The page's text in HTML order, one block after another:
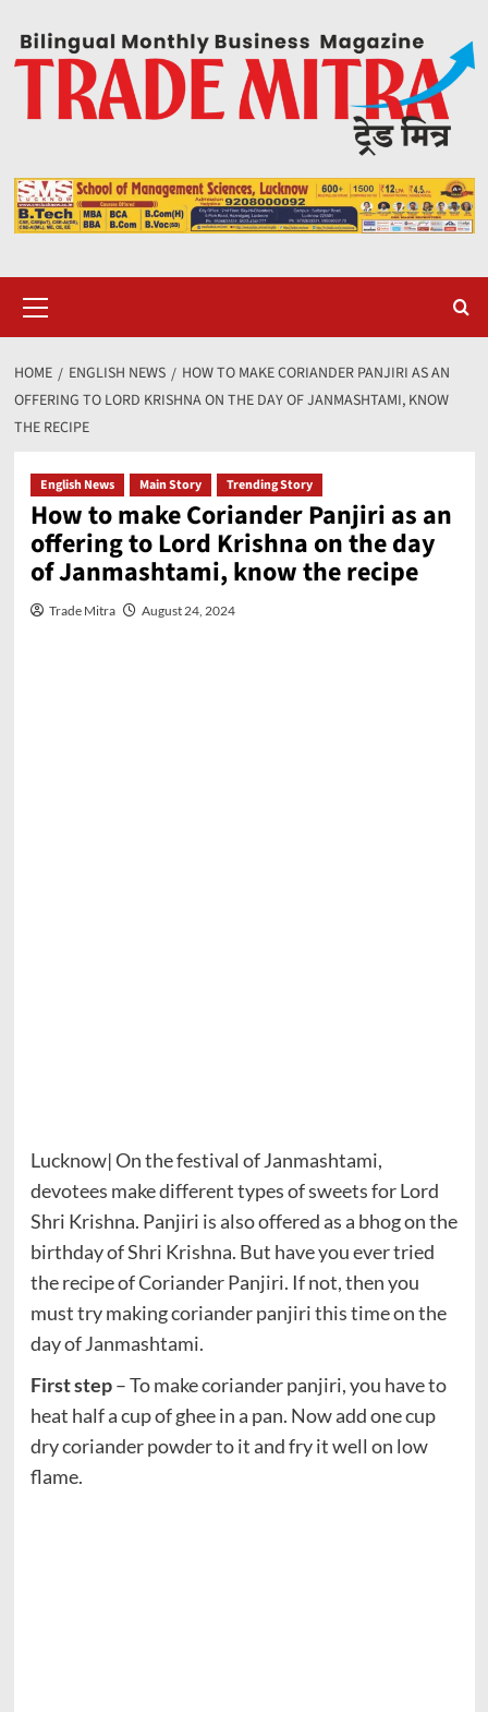
content
Menu
HOME ENGLISH NEWS
HOW TO MAKE CORIANDER PANJIRI AS AN
OFFERING TO LORD KRISHNA ON THE DAY OF JANMASHTAMI, KNOW
THE RECIPE
English News Main Story Trending Story
How to make Coriander Panjiri as an
offering to Lord Krishna on the day
of Janmashtami, know the recipe
Trade Mitra August 24, 2024
Lucknow| On the festival of Janmashtami,
devotees make different types of sweets for Lord
Shri Krishna. Panjiri is also offered as a bhog on the
birthday of Shri Krishna. But have you ever tried
the recipe of Coriander Panjiri. If not, then you
must try making coriander panjiri this time on the
day of Janmashtami.
First step– To make coriander panjiri, you have to
heat half a cup of ghee in a pan. Now add one cup
dry coriander powder to it and fry it well on low
flame.